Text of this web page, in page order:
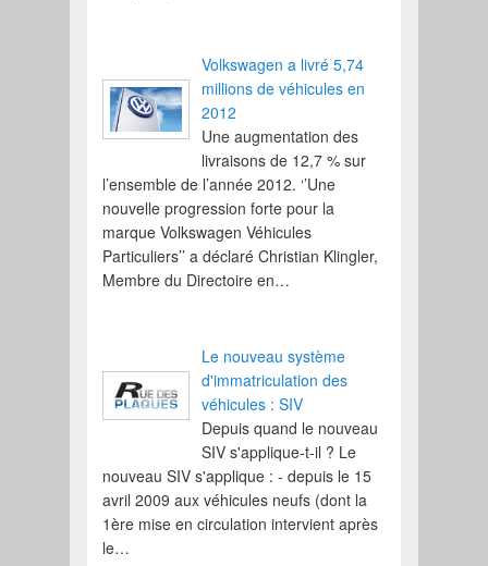
Volkswagen a livré 5,74
millions de véhicules en
2012
Une augmentation des
livraisons de 12,7 % sur
l’ensemble de l’année 2012. ‘’Une
nouvelle progression forte pour la
marque Volkswagen Véhicules
Particuliers’’ a déclaré Christian Klingler,
Membre du Directoire en…
Le nouveau système
d'immatriculation des
véhicules : SIV
Depuis quand le nouveau
SIV s'applique-t-il ? Le
nouveau SIV s'applique : - depuis le 15
avril 2009 aux véhicules neufs (dont la
1ère mise en circulation intervient après
le…